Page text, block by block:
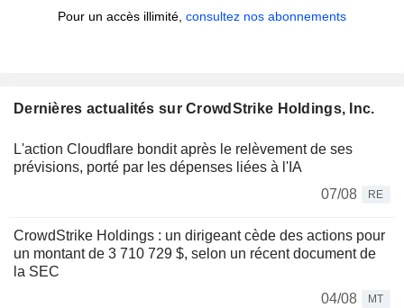
Pour un accès illimité, consultez nos abonnements
Dernières actualités sur CrowdStrike Holdings, Inc.
L'action Cloudflare bondit après le relèvement de ses
prévisions, porté par les dépenses liées à l'IA
07/08
RE
CrowdStrike Holdings : un dirigeant cède des actions pour
un montant de 3 710 729 $, selon un récent document de
la SEC
04/08
MT